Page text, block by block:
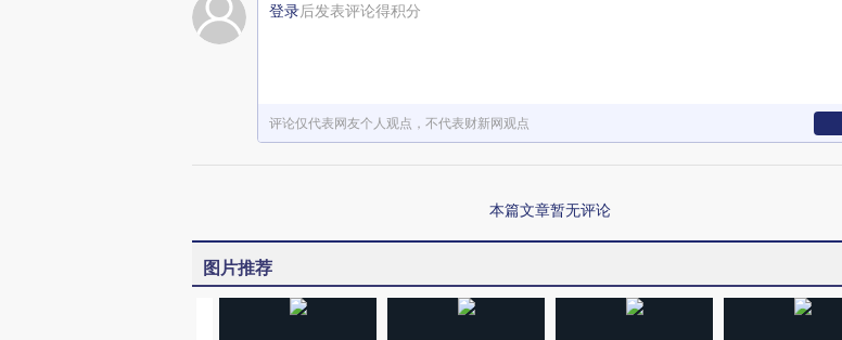
登录后发表评论得积分
评论仅代表网友个人观点，不代表财新网观点
本篇文章暂无评论
图片推荐